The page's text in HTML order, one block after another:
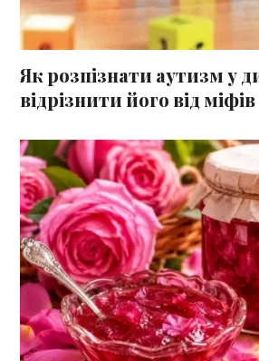
Як розпізнати аутизм у
відрізнити його від міфів